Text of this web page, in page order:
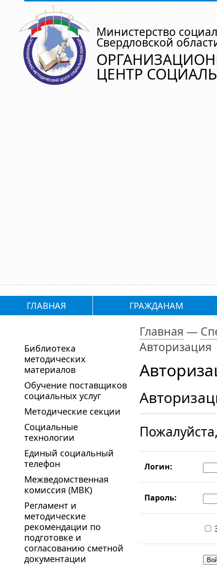
Министерство
Свердловской
ЦЕНТР
ГЛАВНАЯ ГРАЖДАНАМ
Главная —
Авторизация
Логин:
Пароль:
Библиотека
методических
материалов
Обучение поставщиков
социальных услуг
Методические секции
Социальные
технологии
Единый социальный
телефон
Межведомственная
комиссия (МВК)
Регламент и
методические
рекомендации по
подготовке и
согласованию сметной
документации